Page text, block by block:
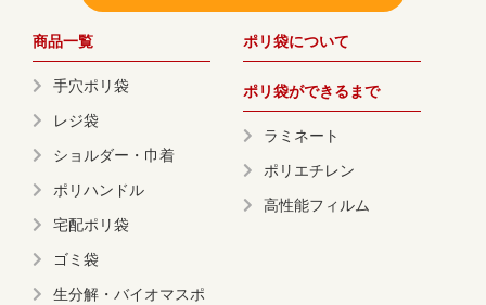
商品一覧
手穴ポリ袋
レジ袋
ショルダー・巾着
ポリハンドル
宅配ポリ袋
ゴミ袋
生分解・バイオマスポ
ポリ袋について
ポリ袋ができるまで
ラミネート
ポリエチレン
高性能フィルム